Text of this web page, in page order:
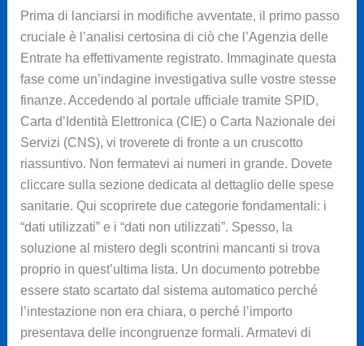
Prima di lanciarsi in modifiche avventate, il primo passo
cruciale è l’analisi certosina di ciò che l’Agenzia delle
Entrate ha effettivamente registrato. Immaginate questa
fase come un’indagine investigativa sulle vostre stesse
finanze. Accedendo al portale ufficiale tramite SPID,
Carta d’Identità Elettronica (CIE) o Carta Nazionale dei
Servizi (CNS), vi troverete di fronte a un cruscotto
riassuntivo. Non fermatevi ai numeri in grande. Dovete
cliccare sulla sezione dedicata al dettaglio delle spese
sanitarie. Qui scoprirete due categorie fondamentali: i
“dati utilizzati” e i “dati non utilizzati”. Spesso, la
soluzione al mistero degli scontrini mancanti si trova
proprio in quest’ultima lista. Un documento potrebbe
essere stato scartato dal sistema automatico perché
l’intestazione non era chiara, o perché l’importo
presentava delle incongruenze formali. Armatevi di